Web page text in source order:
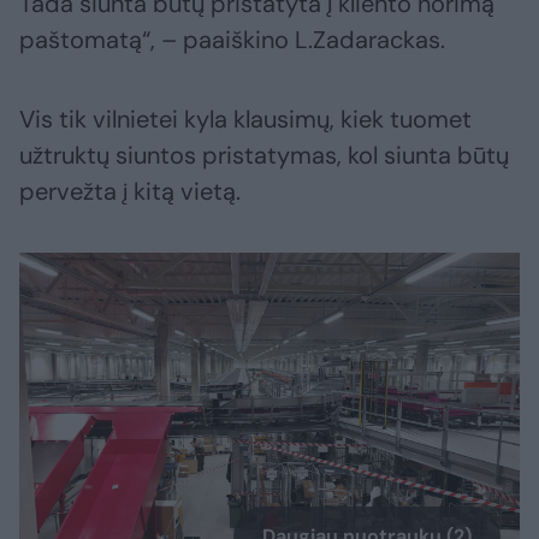
paštomatą“, – paaiškino L.Zadarackas.
Vis tik vilnietei kyla klausimų, kiek tuomet
užtruktų siuntos pristatymas, kol siunta būtų
pervežta į kitą vietą.